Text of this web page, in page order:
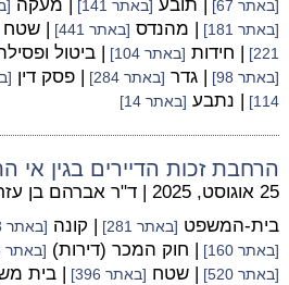
[באתר 67] | תובע [באתר 141] | מעקה
[באתר 181] | מהנדס [באתר 441] | שטח
221]
| חידות [באתר 104] | ביטול
[באתר 98] | גדר [באתר 284] | פסק דין
114]
| נתבע [באתר 14]
הרחבת זכות הדיירים בגין אי
25 אוגוסט, 2025 | ד"ר אברהם בן
בית-המשפט [באתר 281] | קונה [באתר 33]
[באתר 160] | חוק המכר (דירות) [באתר 125]
[באתר 520] | שטח [באתר 396] | בית